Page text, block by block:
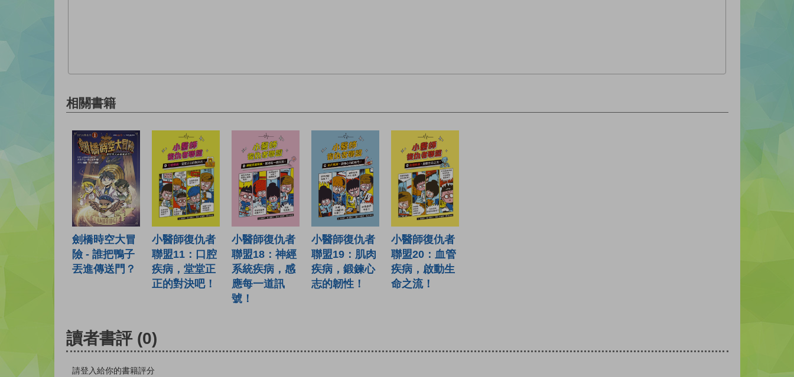
相關書籍
劍橋時空大冒
險 - 誰把鴨子
丟進傳送門？
小醫師復仇者
聯盟11：口腔
疾病，堂堂正
正的對決吧！
小醫師復仇者
聯盟18：神經
系統疾病，感
應每一道訊
號！
小醫師復仇者
聯盟19：肌肉
疾病，鍛鍊心
志的韌性！
小醫師復仇者
聯盟20：血管
疾病，啟動生
命之流！
讀者書評 (0)
請登入給你的書籍評分